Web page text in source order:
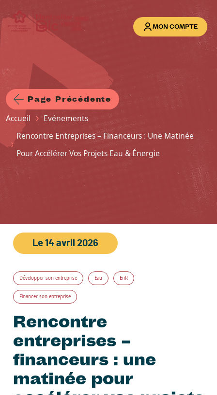
Aller au contenu principal
MON COMPTE
Page Précédente
Fil d'Ariane
Accueil
Evénements
Rencontre Entreprises – Financeurs : Une Matinée
Pour Accélérer Vos Projets Eau & Énergie
Le 14 avril 2026
Développer son entreprise Eau EnR
Financer son entreprise
Rencontre
entreprises –
financeurs : une
matinée pour